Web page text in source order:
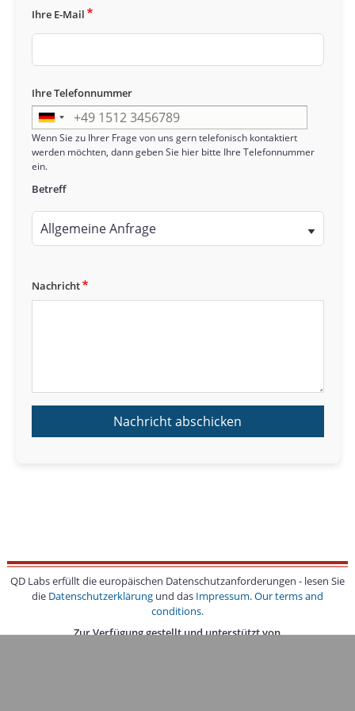
Ihre E-Mail
Ihre Telefonnummer
Wenn Sie zu Ihrer Frage von uns gern telefonisch kontaktiert
werden möchten, dann geben Sie hier bitte Ihre Telefonnummer
ein.
Betreff
Betreff
Nachricht
QD Labs erfüllt die europäischen Datenschutzanforderungen - lesen Sie
die Datenschutzerklärungund das Impressum.Our terms and
conditions.
Zur Verfügung gestellt und unterstützt von